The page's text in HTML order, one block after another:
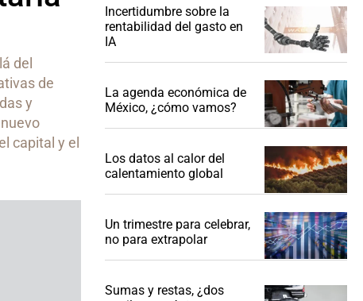
del
de
y
capital y el
Incertidumbre sobre la
rentabilidad del gasto en
IA
La agenda económica de
México, ¿cómo vamos?
Los datos al calor del
calentamiento global
Un trimestre para celebrar,
no para extrapolar
Sumas y restas, ¿dos